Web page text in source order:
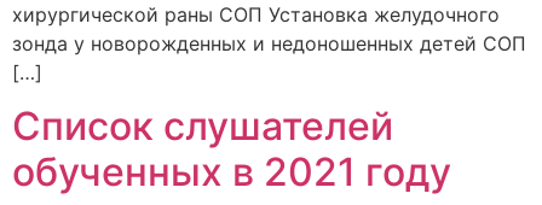
хирургической раны СОП Установка желудочного
зонда у новорожденных и недоношенных детей СОП
[…]
Список слушателей
обученных в 2021 году